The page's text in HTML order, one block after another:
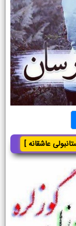
عاشقانه ]